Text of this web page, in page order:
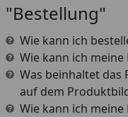
"Bestellung"
Wie kann ich
Wie kann ich
Was beinhaltet das
auf dem
Wie kann ich